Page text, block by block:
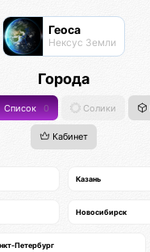
Геоса
Нексус Земли
Города
Список 0 Солики
Кабинет
Казань
Новосибирск
Петербург